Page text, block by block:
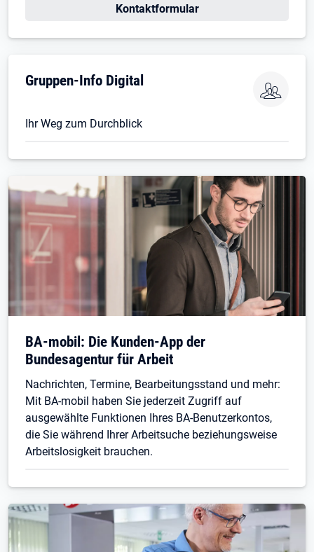
Öffnet in neuem Tab
Kontaktformular
Gruppen-Info Digital
Ihr Weg zum Durchblick
BA-mobil: Die Kunden-App der
Bundesagentur für Arbeit
Nachrichten, Termine, Bearbeitungsstand und mehr:
Mit BA-mobil haben Sie jederzeit Zugriff auf
ausgewählte Funktionen Ihres BA-Benutzerkontos,
die Sie während Ihrer Arbeitsuche beziehungsweise
Arbeitslosigkeit brauchen.